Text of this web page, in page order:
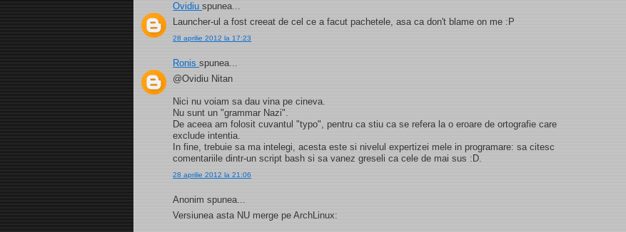
Ovidiuspunea...
Launcher-ul a fost creeat de cel ce a facut pachetele, asa ca don't blame on me :P
28 aprilie 2012 la 17:23
Ronisspunea...
@Ovidiu Nitan
Nici nu voiam sa dau vina pe cineva.
Nu sunt un "grammar Nazi".
De aceea am folosit cuvantul "typo", pentru ca stiu ca se refera la o eroare de ortografie care
exclude intentia.
In fine, trebuie sa ma intelegi, acesta este si nivelul expertizei mele in programare: sa citesc
comentariile dintr-un script bash si sa vanez greseli ca cele de mai sus :D.
28 aprilie 2012 la 21:06
Anonim spunea...
Versiunea asta NU merge pe ArchLinux: